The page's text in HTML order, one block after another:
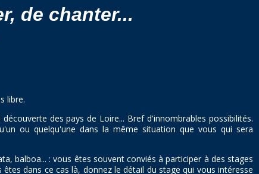
de chanter...
libre.
des pays de Loire... Bref d'innombrables possibilités.
ou quelqu'une dans la même situation que vous qui sera
balboa... : vous êtes souvent conviés à participer à des stages
dans ce cas là, donnez le détail du stage qui vous intéresse